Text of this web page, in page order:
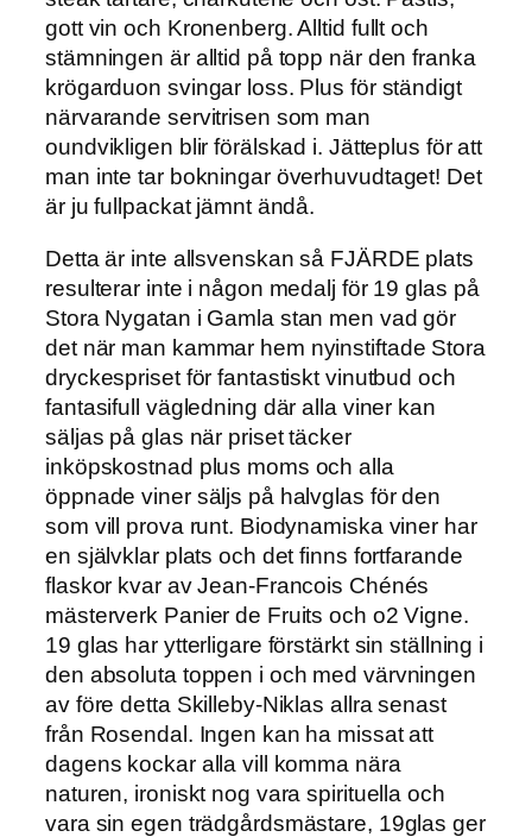
gott vin och Kronenberg. Alltid fullt och
stämningen är alltid på topp när den franka
krögarduon svingar loss. Plus för ständigt
närvarande servitrisen som man
oundvikligen blir förälskad i. Jätteplus för att
man inte tar bokningar överhuvudtaget! Det
är ju fullpackat jämnt ändå.
Detta är inte allsvenskan så FJÄRDE plats
resulterar inte i någon medalj för 19 glas på
Stora Nygatan i Gamla stan men vad gör
det när man kammar hem nyinstiftade Stora
dryckespriset för fantastiskt vinutbud och
fantasifull vägledning där alla viner kan
säljas på glas när priset täcker
inköpskostnad plus moms och alla
öppnade viner säljs på halvglas för den
som vill prova runt. Biodynamiska viner har
en självklar plats och det finns fortfarande
flaskor kvar av Jean-Francois Chénés
mästerverk Panier de Fruits och o2 Vigne.
19 glas har ytterligare förstärkt sin ställning i
den absoluta toppen i och med värvningen
av före detta Skilleby-Niklas allra senast
från Rosendal. Ingen kan ha missat att
dagens kockar alla vill komma nära
naturen, ironiskt nog vara spirituella och
vara sin egen trädgårdsmästare, 19glas ger